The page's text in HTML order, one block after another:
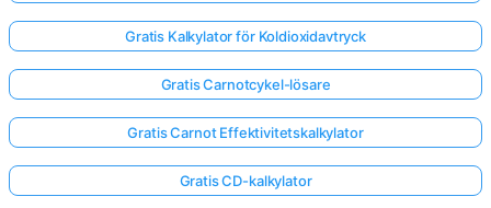
Gratis Kalkylator för Koldioxidavtryck
Gratis Carnotcykel-lösare
Gratis Carnot Effektivitetskalkylator
Gratis CD-kalkylator